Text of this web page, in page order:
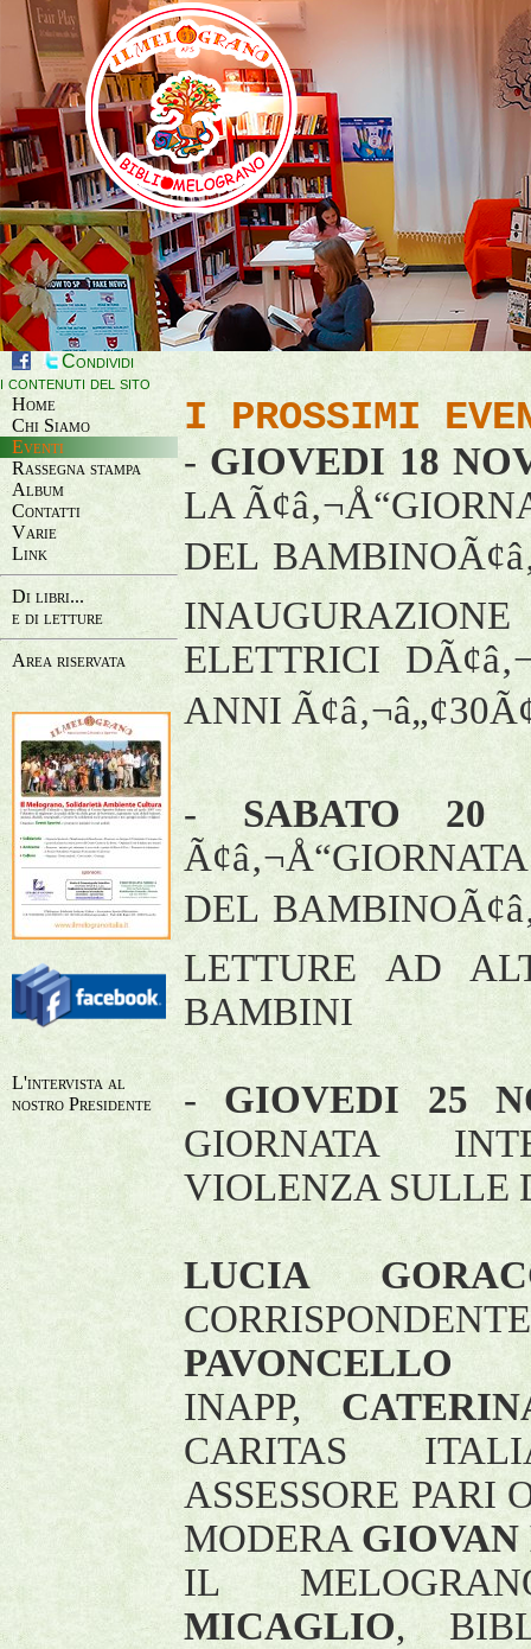
Condividi
i contenuti del sito
Home
Chi Siamo
Eventi
Rassegna stampa
Album
Contatti
Varie
Link
Di libri...
e di letture
Area riservata
L'intervista al
nostro Presidente
I PROSSIMI
- GIOVEDI 18
LA
DEL
ELETTRICI
ANNI
- SABATO 20
DEL
LETTURE AD
BAMBINI
- GIOVEDI 25
GIORNATA
VIOLENZA SULLE
LUCIA
PAVONCELLO
INAPP,
CARITAS
ASSESSORE PARI
MODERA GIOVAN
IL
MICAGLIO,